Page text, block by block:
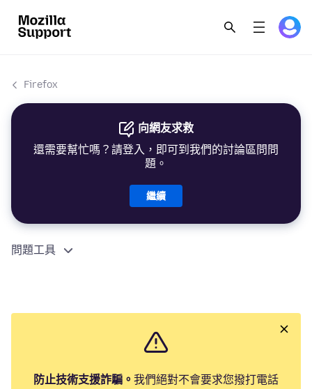
Firefox
向網友求救
還需要幫忙嗎？請登入，即可到我們的討論區問問
題。
繼續
問題工具
防止技術支援詐騙。 我們絕對不會要求您撥打電話